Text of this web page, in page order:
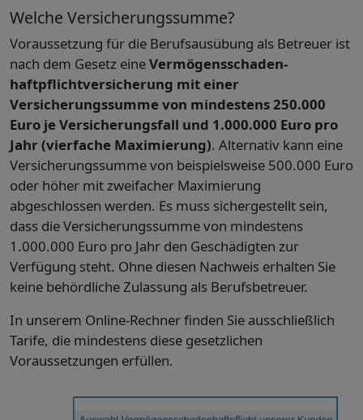
Welche Versicherungssumme?
Voraussetzung für die Berufsausübung als Betreuer ist
nach dem Gesetz eineVermögensschaden­
haftpflichtversicherung mit einer
Versicherungssumme von mindestens 250.000
Euro je Versicherungsfall und 1.000.000 Euro pro
Jahr (vierfache Maximierung). Alternativ kann eine
Versicherungssumme von beispielsweise 500.000 Euro
oder höher mit zweifacher Maximierung
abgeschlossen werden. Es muss sichergestellt sein,
dass die Versicherungssumme von mindestens
1.000.000 Euro pro Jahr den Geschädigten zur
Verfügung steht. Ohne diesen Nachweis erhalten Sie
keine behördliche Zulassung als Berufsbetreuer.
In unserem Online-Rechner finden Sie ausschließlich
Tarife, die mindestens diese gesetzlichen
Voraussetzungen erfüllen.